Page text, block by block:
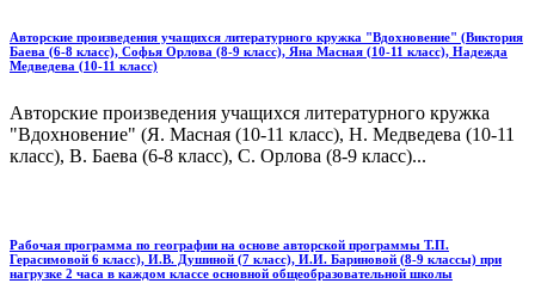
Авторские произведения учащихся литературного кружка "Вдохновение" (Виктория
Баева (6-8 класс), Софья Орлова (8-9 класс), Яна Масная (10-11 класс), Надежда
Медведева (10-11 класс)
Авторские произведения учащихся литературного кружка
"Вдохновение" (Я. Масная (10-11 класс), Н. Медведева (10-11
класс), В. Баева (6-8 класс), С. Орлова (8-9 класс)...
Рабочая программа по географии на основе авторской программы Т.П.
Герасимовой 6 класс), И.В. Душиной (7 класс), И.И. Бариновой (8-9 классы) при
нагрузке 2 часа в каждом классе основной общеобразовательной школы